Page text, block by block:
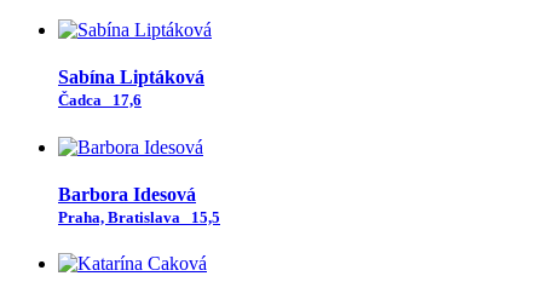
Sabína Liptáková
Čadca 17,6
Barbora Idesová
Praha, Bratislava 15,5